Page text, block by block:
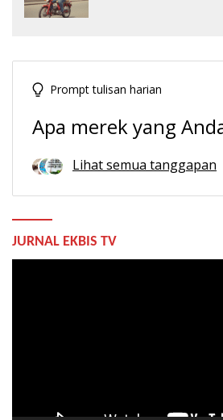
Prompt tulisan harian
Apa merek yang
Lihat semua tanggapan
JURNAL EKBIS TV